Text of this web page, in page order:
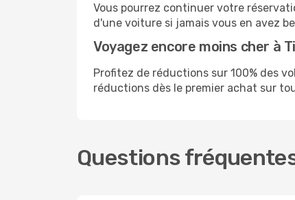
Vous pourrez continuer votre
d'une voiture si jamais vous en avez
Voyagez encore moins cher à
Profitez de réductions sur 100% des
réductions dès le premier achat sur
Questions